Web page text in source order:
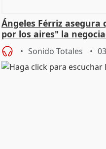
Ángeles Férriz
por los aires" la
SMA
Sonido Totales